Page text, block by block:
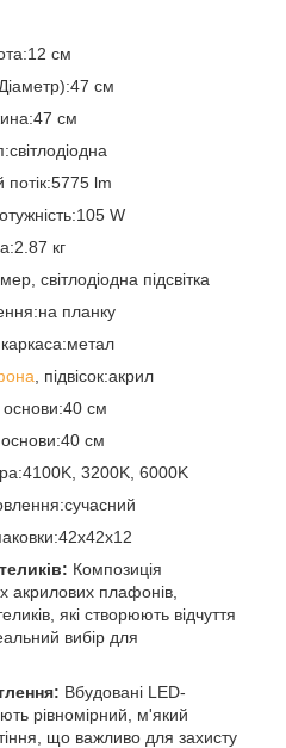
см
см
см
потік:5775 lm
W
кг
світлодіодна підсвітка
планку
, підвісок:акрил
см
см
3200K, 6000K
Композиція
акрилових плафонів,
які створюють відчуття
вибір для
Вбудовані LED-
рівномірний, м'який
що важливо для захисту